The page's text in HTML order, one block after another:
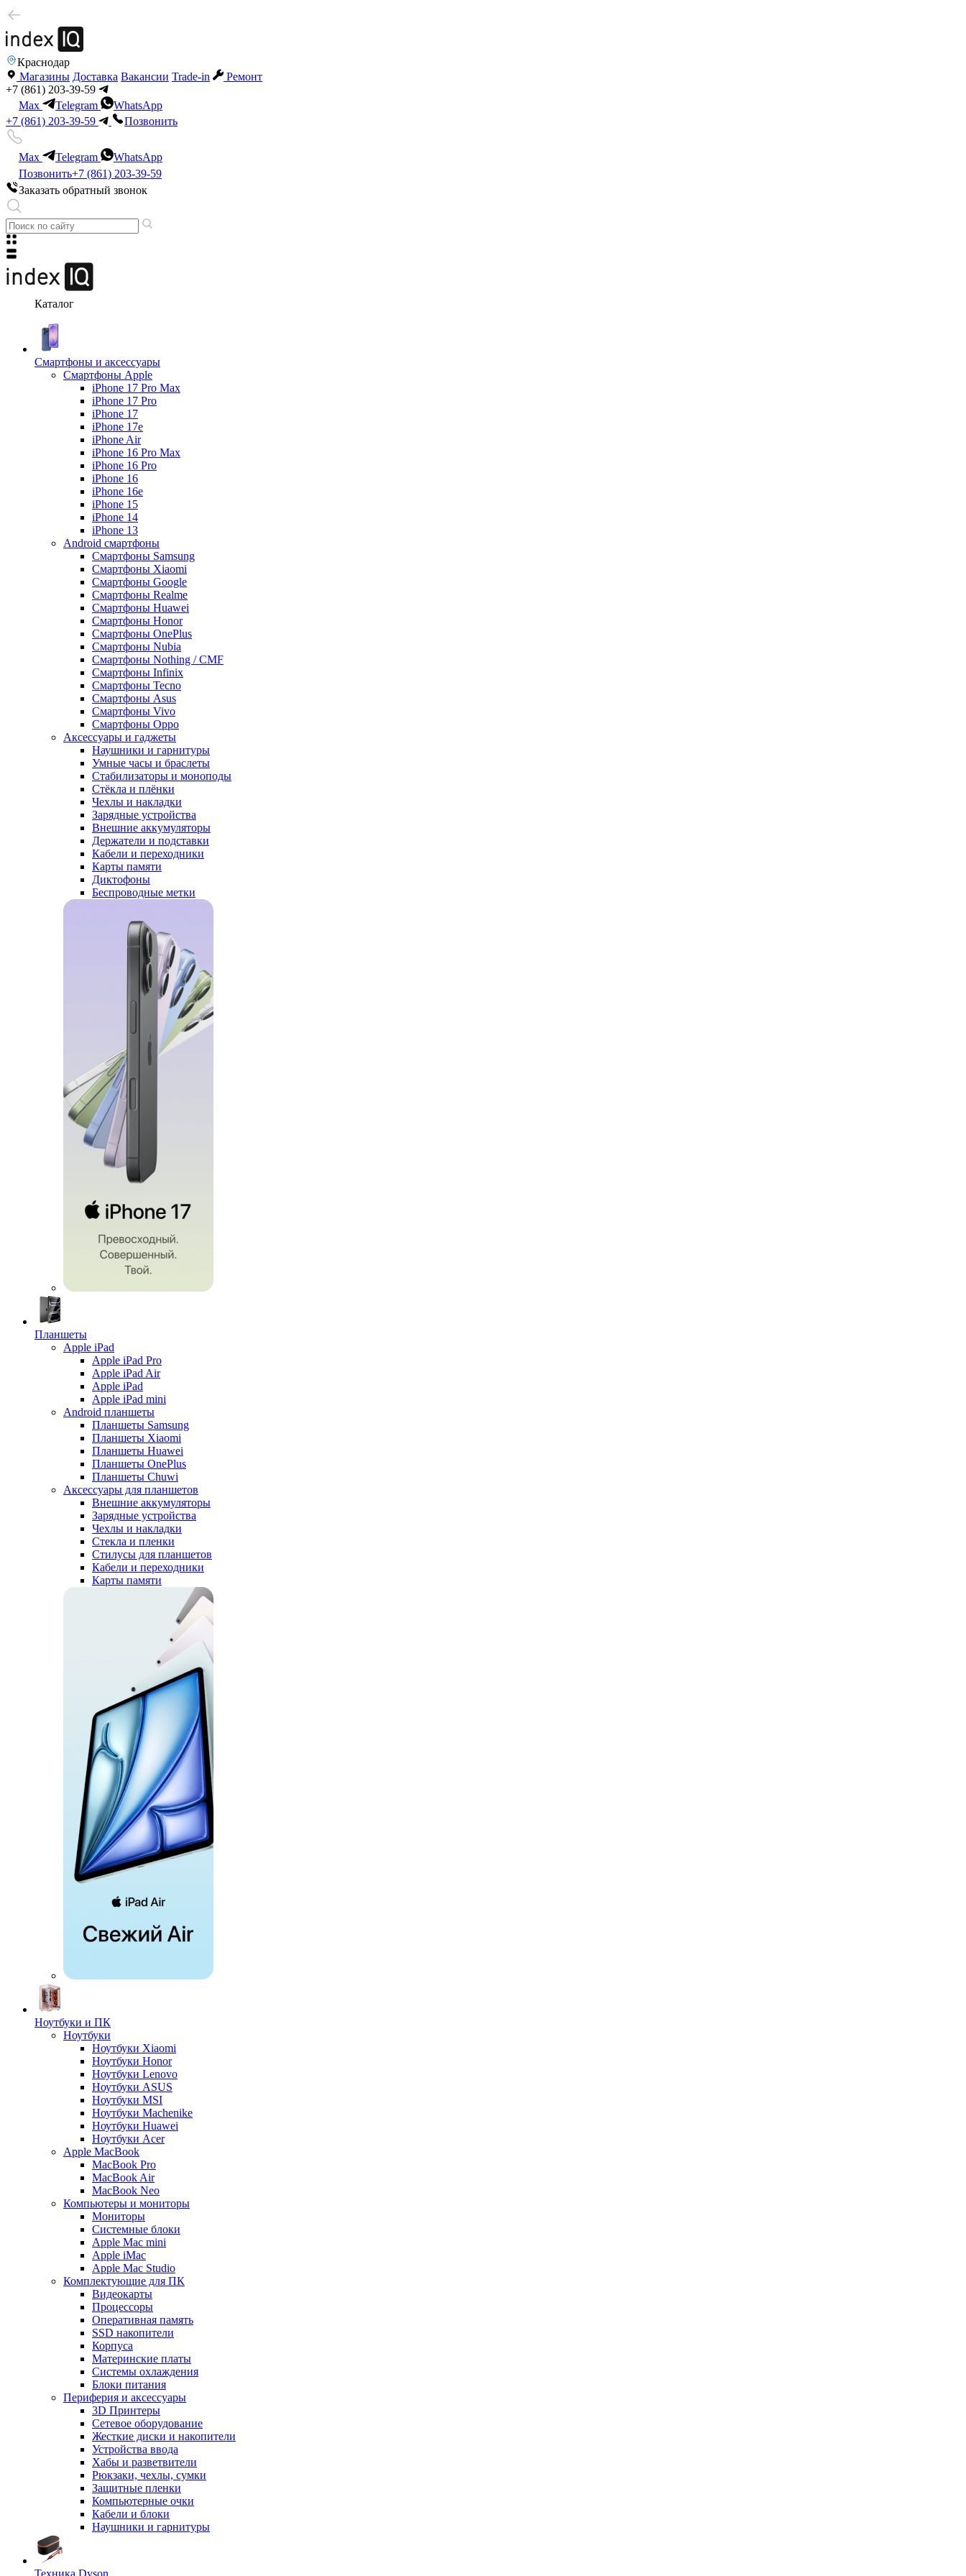
Краснодар
Магазины Доставка Вакансии Trade-in
Ремонт
+7 (861) 203-39-59
Max
Telegram
WhatsApp
+7 (861) 203-39-59
Позвонить
Max Telegram
WhatsApp
Позвонить+7 (861) 203-39-59
Заказать обратный звонок
Каталог
Смартфоны и аксессуары
Смартфоны Apple
iPhone 17 Pro Max
iPhone 17 Pro
iPhone 17
iPhone 17e
iPhone Air
iPhone 16 Pro Max
iPhone 16 Pro
iPhone 16
iPhone 16e
iPhone 15
iPhone 14
iPhone 13
Android cмартфоны
Смартфоны Samsung
Смартфоны Xiaomi
Смартфоны Google
Смартфоны Realme
Смартфоны Huawei
Смартфоны Honor
Смартфоны OnePlus
Смартфоны Nubia
Смартфоны Nothing / CMF
Смартфоны Infinix
Смартфоны Tecno
Смартфоны Asus
Смартфоны Vivo
Смартфоны Oppo
Аксессуары и гаджеты
Наушники и гарнитуры
Умные часы и браслеты
Стабилизаторы и моноподы
Стёкла и плёнки
Чехлы и накладки
Зарядные устройства
Внешние аккумуляторы
Держатели и подставки
Кабели и переходники
Карты памяти
Диктофоны
Беспроводные метки
Планшеты
Apple iPad
Apple iPad Pro
Apple iPad Air
Apple iPad
Apple iPad mini
Android планшеты
Планшеты Samsung
Планшеты Xiaomi
Планшеты Huawei
Планшеты OnePlus
Планшеты Chuwi
Аксессуары для планшетов
Внешние аккумуляторы
Зарядные устройства
Чехлы и накладки
Стекла и пленки
Стилусы для планшетов
Кабели и переходники
Карты памяти
Ноутбуки и ПК
Ноутбуки
Ноутбуки Xiaomi
Ноутбуки Honor
Ноутбуки Lenovo
Ноутбуки ASUS
Ноутбуки MSI
Ноутбуки Machenike
Ноутбуки Huawei
Ноутбуки Acer
Apple MacBook
MacBook Pro
MacBook Air
MacBook Neo
Компьютеры и мониторы
Мониторы
Системные блоки
Apple Mac mini
Apple iMac
Apple Mac Studio
Комплектующие для ПК
Видеокарты
Процессоры
Оперативная память
SSD накопители
Корпуса
Материнские платы
Системы охлаждения
Блоки питания
Периферия и аксессуары
3D Принтеры
Сетевое оборудование
Жесткие диски и накопители
Устройства ввода
Хабы и разветвители
Рюкзаки, чехлы, сумки
Защитные пленки
Компьютерные очки
Кабели и блоки
Наушники и гарнитуры
Техника Dyson